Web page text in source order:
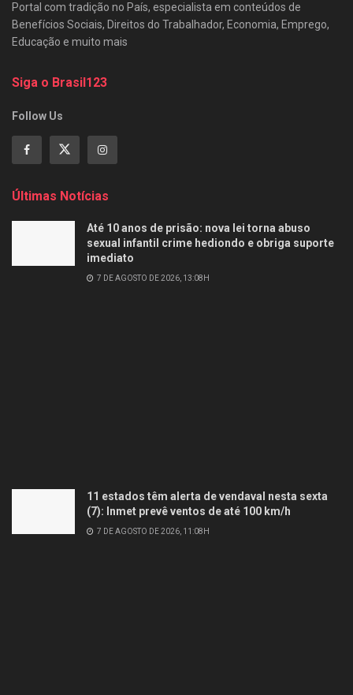
Portal com tradição no País, especialista em conteúdos de
Benefícios Sociais, Direitos do Trabalhador, Economia, Emprego,
Educação e muito mais
Siga o Brasil123
Follow Us
Últimas Notícias
Até 10 anos de prisão: nova lei torna abuso
sexual infantil crime hediondo e obriga suporte
imediato
7 DE AGOSTO DE 2026, 13:08H
11 estados têm alerta de vendaval nesta sexta
(7): Inmet prevê ventos de até 100 km/h
7 DE AGOSTO DE 2026, 11:08H